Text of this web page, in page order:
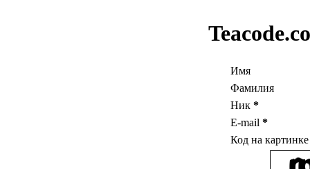
Имя
Фамилия
Ник *
E-mail *
Код на